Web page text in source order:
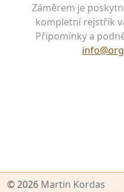
Záměrem je
kompletní rejstřík
Připomínky a
© 2026 Martin Kordas